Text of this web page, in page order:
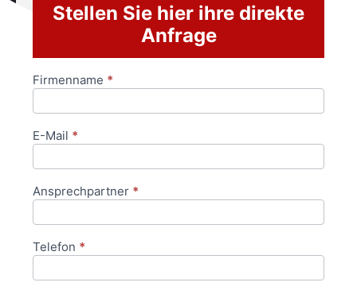
Stellen Sie hier ihre direkte
Anfrage
Anfrageformular
Firmenname *
E-Mail *
Ansprechpartner *
Telefon *